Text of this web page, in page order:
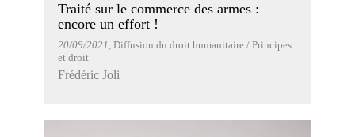
Traité sur le commerce des armes :
encore un effort !
20/09/2021 , Diffusion du droit humanitaire / Principes
et droit
Frédéric Joli